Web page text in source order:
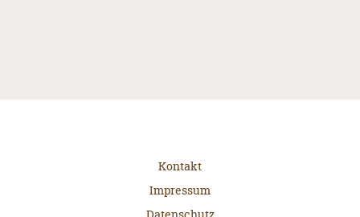
Kontakt
Impressum